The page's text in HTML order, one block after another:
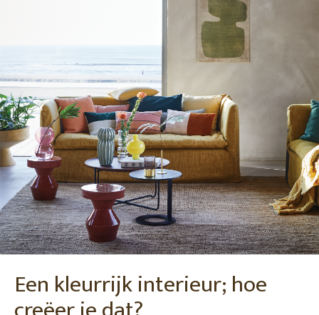
Een kleurrijk interieur; hoe